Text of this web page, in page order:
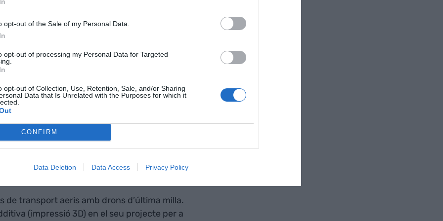
opt-out of the Sale of my Personal Data.
opt-out of processing my Personal Data for Targeted
opt-out of Collection, Use, Retention, Sale, and/or Sharing
Data that Is Unrelated with the Purposes for which it
CONFIRM
Data Deletion Data Access Privacy Policy
més atractives i amb més potencial del
amb serveis de mentoria,
com la definició d’estratègies d’IP
de les tecnologies més adients per
entre altres) i estaran acompanyades, en tot
per convertir la seva idea en una realitat
incubades:
de transport aeris amb drons d’última milla.
(impressió 3D) en el seu projecte per a